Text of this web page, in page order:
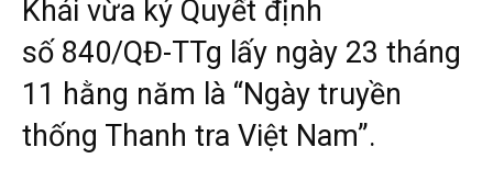
Khái vừa ký Quyết định
số 840/QĐ-TTg lấy ngày 23 tháng
11 hằng năm là “Ngày truyền
thống Thanh tra Việt Nam”.